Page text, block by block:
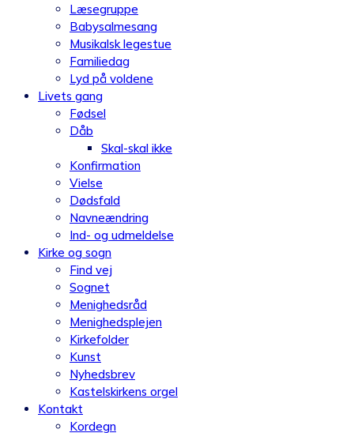
Læsegruppe
Babysalmesang
Musikalsk legestue
Familiedag
Lyd på voldene
Livets gang
Fødsel
Dåb
Skal-skal ikke
Konfirmation
Vielse
Dødsfald
Navneændring
Ind- og udmeldelse
Kirke og sogn
Find vej
Sognet
Menighedsråd
Menighedsplejen
Kirkefolder
Kunst
Nyhedsbrev
Kastelskirkens orgel
Kontakt
Kordegn